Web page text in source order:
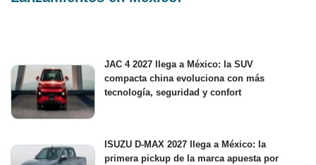
JAC 4 2027 llega a México: la SUV
compacta china evoluciona con más
tecnología, seguridad y confort
ISUZU D-MAX 2027 llega a México: la
primera pickup de la marca apuesta por